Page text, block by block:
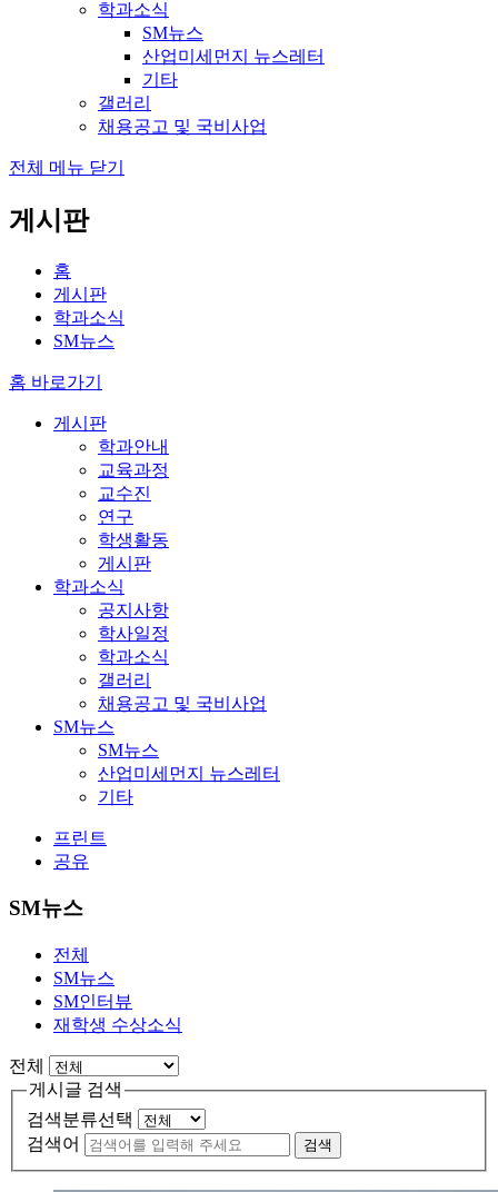
학과소식
SM뉴스
산업미세먼지 뉴스레터
기타
갤러리
채용공고 및 국비사업
전체 메뉴 닫기
게시판
홈
게시판
학과소식
SM뉴스
홈 바로가기
게시판
학과안내
교육과정
교수진
연구
학생활동
게시판
학과소식
공지사항
학사일정
학과소식
갤러리
채용공고 및 국비사업
SM뉴스
SM뉴스
산업미세먼지 뉴스레터
기타
프린트
공유
SM뉴스
전체
SM뉴스
SM인터뷰
재학생 수상소식
전체
게시글 검색
검색분류선택
검색어
검색